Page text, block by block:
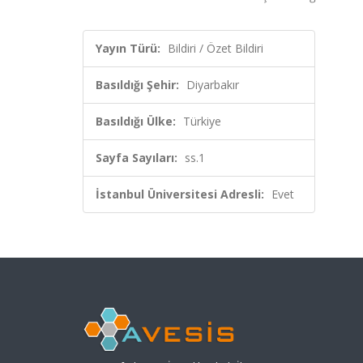
Yayın Türü: Bildiri / Özet Bildiri
Basıldığı Şehir: Diyarbakır
Basıldığı Ülke: Türkiye
Sayfa Sayıları: ss.1
İstanbul Üniversitesi Adresli: Evet